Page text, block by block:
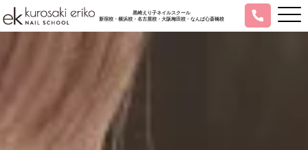
黒崎えり子ネイルスクール
新宿校・横浜校・名古屋校・大阪梅田校・なんば心斎橋校